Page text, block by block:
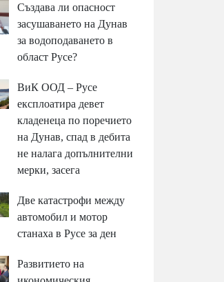
Създава ли опасност
засушаването на Дунав
за водоподаването в
област Русе?
ВиК ООД – Русе
експлоатира девет
кладенеца по поречието
на Дунав, спад в дебита
не налага допълнителни
мерки, засега
Две катастрофи между
автомобил и мотор
станаха в Русе за ден
Развитието на